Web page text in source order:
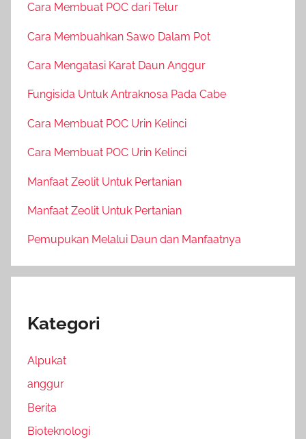
Cara Membuat POC dari Telur
Cara Membuahkan Sawo Dalam Pot
Cara Mengatasi Karat Daun Anggur
Fungisida Untuk Antraknosa Pada Cabe
Cara Membuat POC Urin Kelinci
Cara Membuat POC Urin Kelinci
Manfaat Zeolit Untuk Pertanian
Manfaat Zeolit Untuk Pertanian
Pemupukan Melalui Daun dan Manfaatnya
Kategori
Alpukat
anggur
Berita
Bioteknologi